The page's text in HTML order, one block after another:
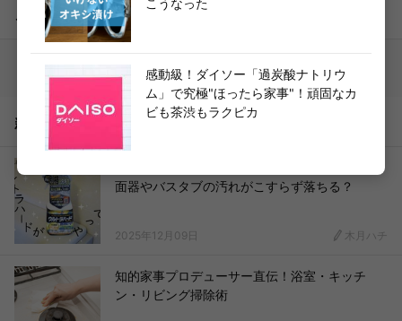
こうなった
感動級！ダイソー「過炭酸ナトリウ
ム」で究極"ほったら家事"！頑固なカ
ビも茶渋もラクピカ
こちらもどうぞ
新着記事
面器やバスタブの汚れがこすらず落ちる？
2025年12月09日 木月ハチ
知的家事プロデューサー直伝！浴室・キッチ
ン・リビング掃除術